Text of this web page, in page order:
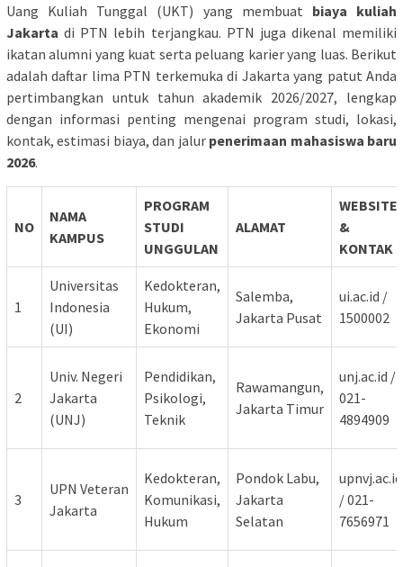
Uang Kuliah Tunggal (UKT) yang membuat biaya kuliah
Jakarta di PTN lebih terjangkau. PTN juga dikenal memiliki
ikatan alumni yang kuat serta peluang karier yang luas. Berikut
adalah daftar lima PTN terkemuka di Jakarta yang patut Anda
pertimbangkan untuk tahun akademik 2026/2027, lengkap
dengan informasi penting mengenai program studi, lokasi,
kontak, estimasi biaya, dan jalur penerimaan mahasiswa baru
2026.
NO
NAMA
KAMPUS
PROGRAM
STUDI
UNGGULAN
ALAMAT
WEBSITE
&
KONTAK
1
Universitas
Indonesia
(UI)
Kedokteran,
Hukum,
Ekonomi
Salemba,
Jakarta Pusat
ui.ac.id /
1500002
2
Univ. Negeri
Jakarta
(UNJ)
Pendidikan,
Psikologi,
Teknik
Rawamangun,
Jakarta Timur
unj.ac.id /
021-
4894909
3
UPN Veteran
Jakarta
Kedokteran,
Komunikasi,
Hukum
Pondok Labu,
Jakarta
Selatan
upnvj.ac.id
/ 021-
7656971